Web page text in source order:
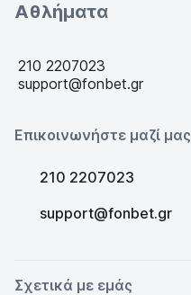
Αθλήματα
210 2207023
support@fonbet.gr
Επικοινωνήστε μαζί μας
210 2207023
support@fonbet.gr
Σχετικά με εμάς